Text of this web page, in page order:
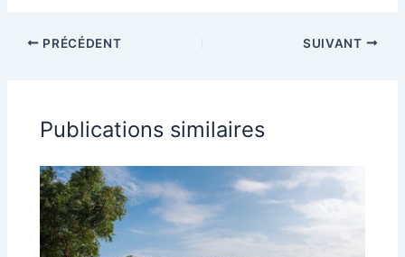
PRÉCÉDENT SUIVANT
Publications similaires